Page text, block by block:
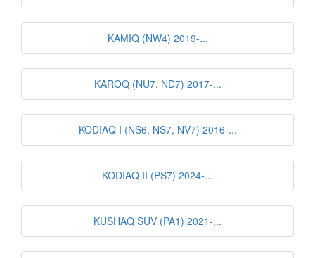
KAMIQ (NW4) 2019-...
KAROQ (NU7, ND7) 2017-...
KODIAQ I (NS6, NS7, NV7) 2016-...
KODIAQ II (PS7) 2024-...
KUSHAQ SUV (PA1) 2021-...